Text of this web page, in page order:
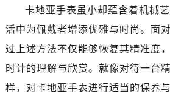
卡地亚手表虽小却蕴含着机械
活中为佩戴者增添优雅与时尚。面
过上述方法不仅能够恢复其精准度
时计的理解与欣赏。就像对待一台
样，对卡地亚手表进行适当的保养